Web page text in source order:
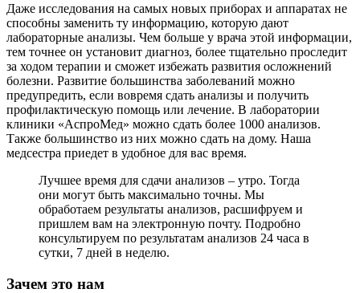
Даже исследования на самых новых приборах и аппаратах не
способны заменить ту информацию, которую дают
лабораторные анализы. Чем больше у врача этой информации,
тем точнее он установит диагноз, более тщательно проследит
за ходом терапии и сможет избежать развития осложнений
болезни. Развитие большинства заболеваний можно
предупредить, если вовремя сдать анализы и получить
профилактическую помощь или лечение. В лаборатории
клиники «АспроМед» можно сдать более 1000 анализов.
Также большинство из них можно сдать на дому. Наша
медсестра приедет в удобное для вас время.
Лучшее время для сдачи анализов – утро. Тогда
они могут быть максимально точны. Мы
обработаем результаты анализов, расшифруем и
пришлем вам на электронную почту. Подробно
консультируем по результатам анализов 24 часа в
сутки, 7 дней в неделю.
Зачем это нам